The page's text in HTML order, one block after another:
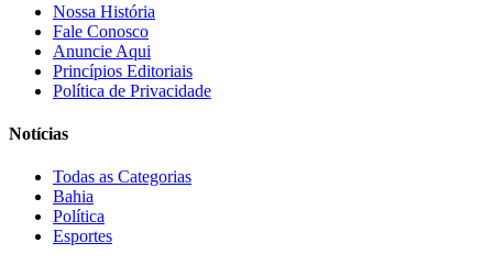
Nossa História
Fale Conosco
Anuncie Aqui
Princípios Editoriais
Política de Privacidade
Notícias
Todas as Categorias
Bahia
Política
Esportes